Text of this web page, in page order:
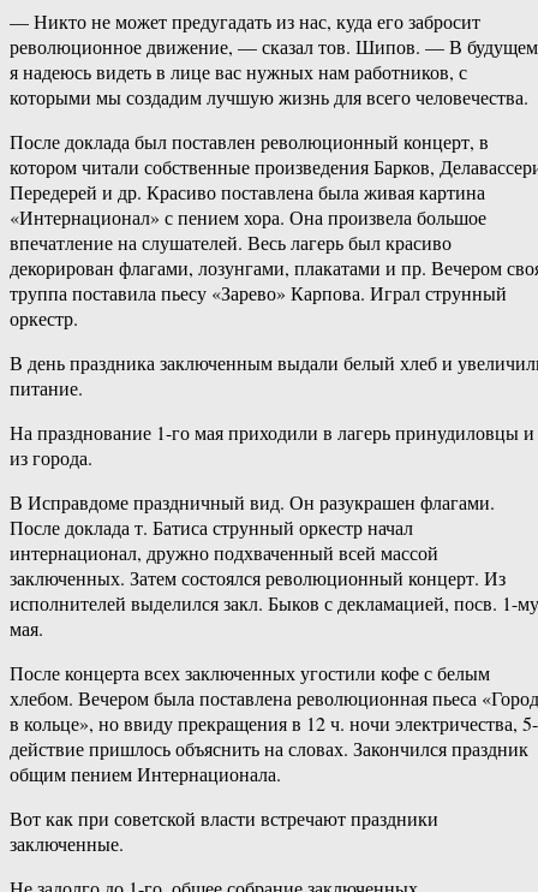
— Никто не может предугадать из нас, куда его забросит
революционное движение, — сказал тов. Шипов. — В будущем
я надеюсь видеть в лице вас нужных нам работников, с
которыми мы создадим лучшую жизнь для всего человечества.
После доклада был поставлен революционный концерт, в
котором читали собственные произведения Барков,
Передерей и др. Красиво поставлена была живая картина
«Интернационал» с пением хора. Она произвела большое
впечатление на слушателей. Весь лагерь был красиво
декорирован флагами, лозунгами, плакатами и пр. Вечером
труппа поставила пьесу «Зарево» Карпова. Играл струнный
оркестр.
В день праздника заключенным выдали белый хлеб и
питание.
На празднование 1-го мая приходили в лагерь принудиловцы и
из города.
В Исправдоме праздничный вид. Он разукрашен флагами.
После доклада т. Батиса струнный оркестр начал
интернационал, дружно подхваченный всей массой
заключенных. Затем состоялся революционный концерт. Из
исполнителей выделился закл. Быков с декламацией, посв. 1-му
мая.
После концерта всех заключенных угостили кофе с белым
хлебом. Вечером была поставлена революционная пьеса «Город
в кольце», но ввиду прекращения в 12 ч. ночи электричества,
действие пришлось объяснить на словах. Закончился праздник
общим пением Интернационала.
Вот как при советской власти встречают праздники
заключенные.